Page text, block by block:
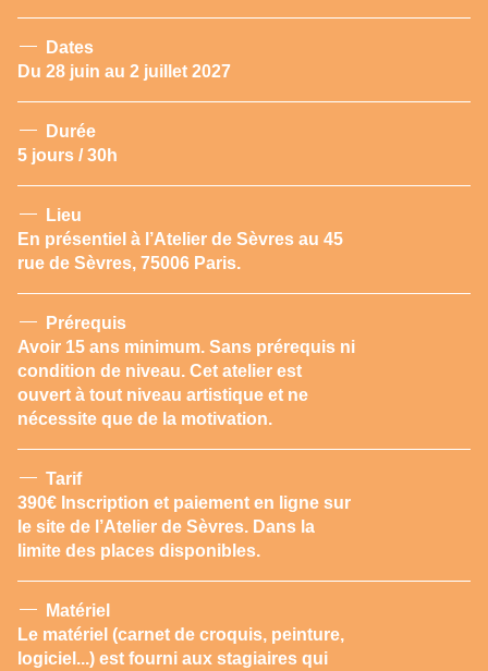
Dates
Du 28 juin au 2 juillet 2027
Durée
5 jours / 30h
Lieu
En présentiel à l’Atelier de Sèvres au 45
rue de Sèvres, 75006 Paris.
Prérequis
Avoir 15 ans minimum. Sans prérequis ni
condition de niveau. Cet atelier est
ouvert à tout niveau artistique et ne
nécessite que de la motivation.
Tarif
390€ Inscription et paiement en ligne sur
le site de l’Atelier de Sèvres. Dans la
limite des places disponibles.
Matériel
Le matériel (carnet de croquis, peinture,
logiciel...) est fourni aux stagiaires qui